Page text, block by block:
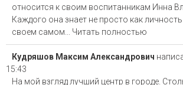
относится к своим воспитанникам Инна
Каждого она знает не просто как
своем самом... Читать полностью
Кудряшов Максим Александрович
15:43
На мой взгляд лучший центр в городе.